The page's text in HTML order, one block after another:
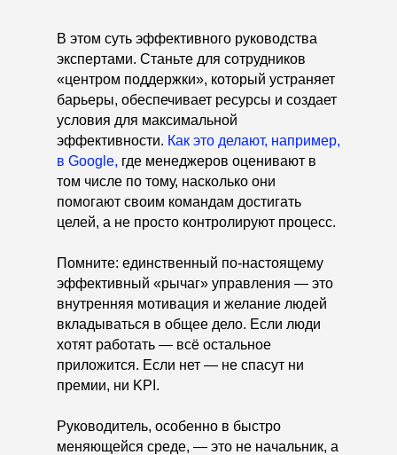
В этом суть эффективного руководства
экспертами. Станьте для сотрудников
«центром поддержки», который устраняет
барьеры, обеспечивает ресурсы и создает
условия для максимальной
эффективности. Как это делают, например,
в Google, где менеджеров оценивают в
том числе по тому, насколько они
помогают своим командам достигать
целей, а не просто контролируют процесс.
Помните: единственный по-настоящему
эффективный «рычаг» управления — это
внутренняя мотивация и желание людей
вкладываться в общее дело. Если люди
хотят работать — всё остальное
приложится. Если нет — не спасут ни
премии, ни KPI.
Руководитель, особенно в быстро
меняющейся среде, — это не начальник, а